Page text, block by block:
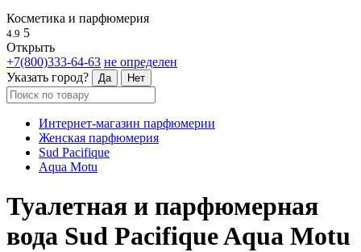
Косметика и парфюмерия
4.9 5
Открыть
+7(800)333-64-63 не определен
Указать город?
Да Нет
Интернет-магазин парфюмерии
Женская парфюмерия
Sud Pacifique
Aqua Motu
Туалетная и парфюмерная
вода Sud Pacifique Aqua Motu